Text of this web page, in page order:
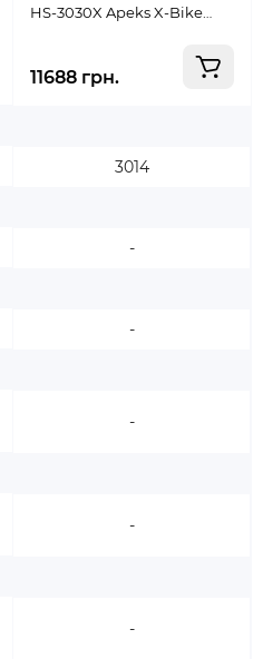
HS-3030X Apeks X-Bike
11688 грн.
3014
-
-
-
-
-